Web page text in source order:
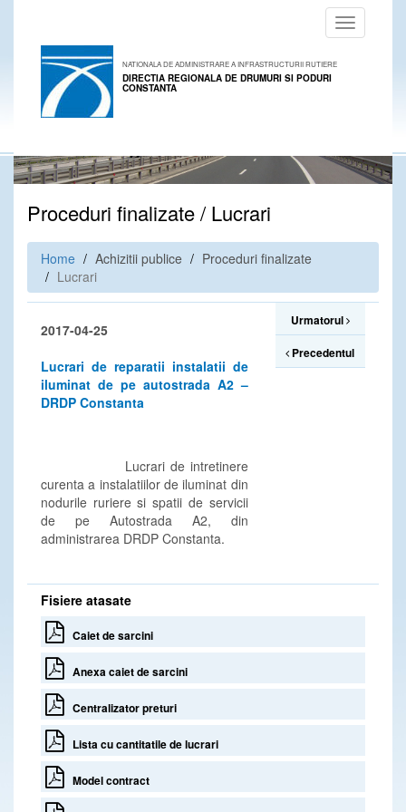
Toggle
navigation
NATIONALA DE ADMINISTRARE A INFRASTRUCTURII RUTIERE
DIRECTIA REGIONALA DE DRUMURI SI PODURI
CONSTANTA
Proceduri finalizate / Lucrari
Home Achizitii publice
Proceduri finalizate
Lucrari
2017-04-25
Lucrari de reparatii instalatii de
iluminat de pe autostrada A2 –
DRDP Constanta
Lucrari de intretinere
curenta a instalatiilor de iluminat din
nodurile ruriere si spatii de servicii
de pe Autostrada A2, din
administrarea DRDP Constanta.
Urmatorul
Precedentul
Fisiere atasate
Caiet de sarcini
Anexa caiet de sarcini
Centralizator preturi
Lista cu cantitatile de lucrari
Model contract